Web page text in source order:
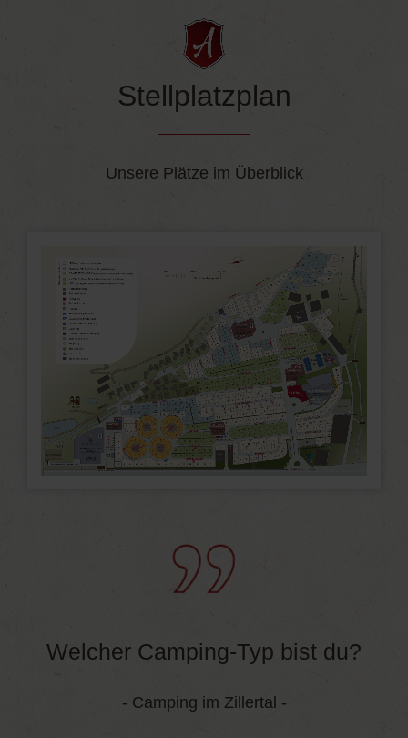
Stellplatzplan
Unsere Plätze im Überblick
Welcher Camping-Typ bist du?
- Camping im Zillertal -